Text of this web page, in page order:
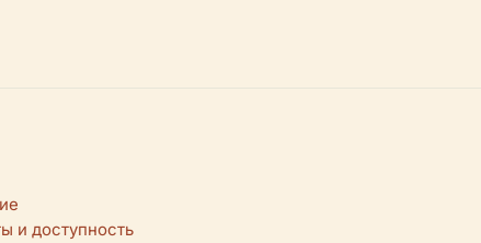
и доступность